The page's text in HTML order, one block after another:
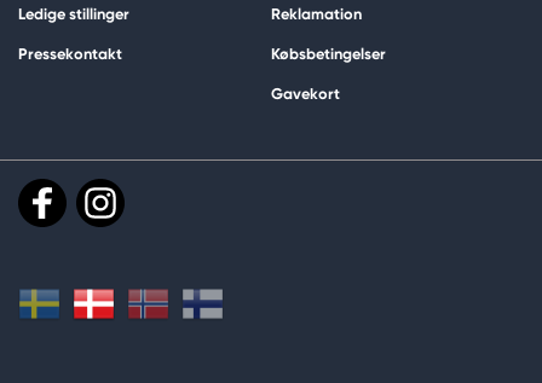
Ledige stillinger
Pressekontakt
Reklamation
Købsbetingelser
Gavekort